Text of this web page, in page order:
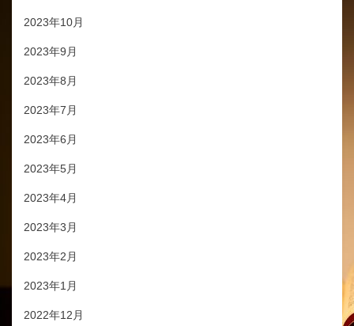
2023年10月
2023年9月
2023年8月
2023年7月
2023年6月
2023年5月
2023年4月
2023年3月
2023年2月
2023年1月
2022年12月